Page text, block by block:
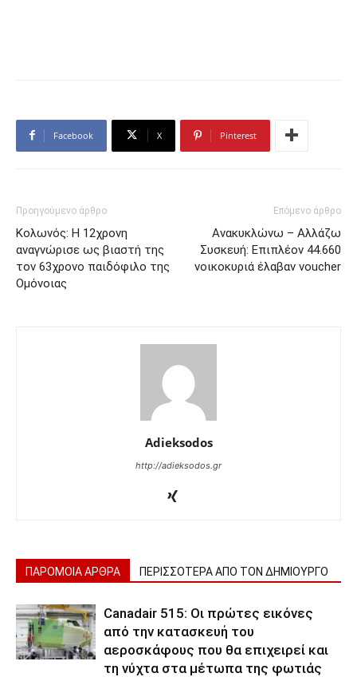
Facebook X Pinterest
Προηγούμενο άρθρο
Κολωνός: Η 12χρονη
αναγνώρισε ως βιαστή της
τον 63χρονο παιδόφιλο της
Ομόνοιας
Επόμενο άρθρο
Ανακυκλώνω – Αλλάζω
Συσκευή: Επιπλέον 44.660
νοικοκυριά έλαβαν voucher
Adieksodos
http://adieksodos.gr
ΠΑΡΟΜΟΙΑ ΑΡΘΡΑ ΠΕΡΙΣΣΟΤΕΡΑ ΑΠΟ ΤΟΝ ΔΗΜΙΟΥΡΓΟ
Canadair 515: Οι πρώτες εικόνες
από την κατασκευή του
αεροσκάφους που θα επιχειρεί και
τη νύχτα στα μέτωπα της φωτιάς